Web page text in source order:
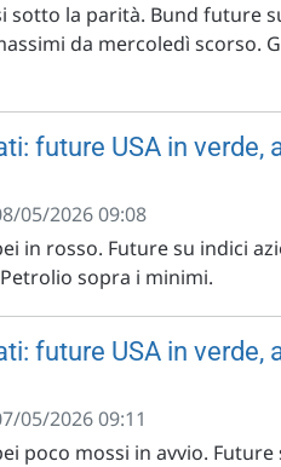
sotto la parità. Bund future
da mercoledì scorso.
future USA in verde,
05/2026 09:08
in rosso. Future su indici
sopra i minimi.
future USA in verde,
05/2026 09:11
poco mossi in avvio.